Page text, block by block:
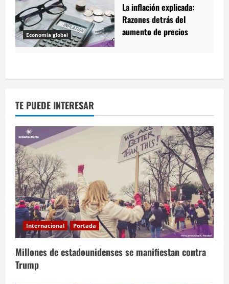
Economía global
La inflación explicada:
Razones detrás del
aumento de precios
TE PUEDE INTERESAR
Internacional Portada
Millones de estadounidenses se manifiestan contra
Trump